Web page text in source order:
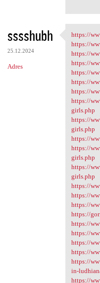
sssshubh
25.12.2024
Adres
https://
https://
https://
https://
https://
https://
https://
https://
https://
girls.php
https://
girls.php
https://
https://
girls.php
https://
girls.php
https://
https://
https://
https://
https://
https://
https://
https://
https://
in-
https://